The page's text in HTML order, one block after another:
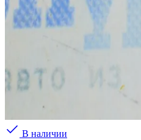
В наличии